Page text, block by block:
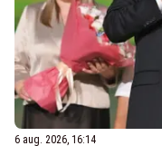
6 aug. 2026, 16:14